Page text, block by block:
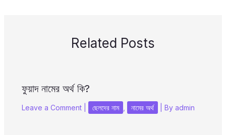
Related Posts
ফুয়াদ নামের অর্থ কি?
Leave a Comment ছেলদের নাম নামের অর্থ | By admin